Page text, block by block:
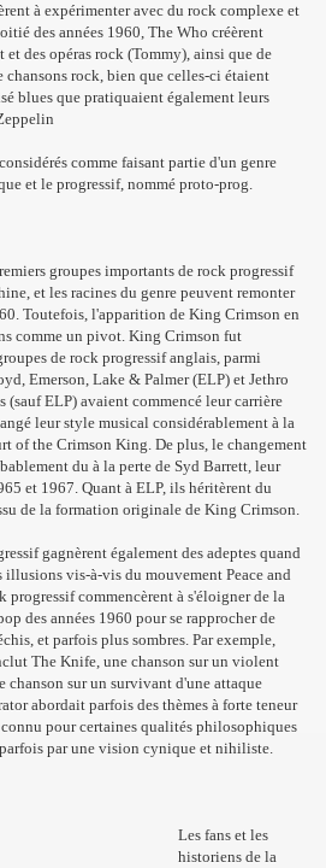
à expérimenter avec du rock complexe et
des années 1960, The Who créèrent
et des opéras rock (Tommy), ainsi que de
rock, bien que celles-ci étaient
blues que pratiquaient également leurs
comme faisant partie d'un genre
et le progressif, nommé proto-prog.
groupes importants de rock progressif
et les racines du genre peuvent remonter
Toutefois, l'apparition de King Crimson en
comme un pivot. King Crimson fut
de rock progressif anglais, parmi
Emerson, Lake & Palmer (ELP) et Jethro
(sauf ELP) avaient commencé leur carrière
leur style musical considérablement à la
of the Crimson King. De plus, le changement
du à la perte de Syd Barrett, leur
et 1967. Quant à ELP, ils héritèrent du
de la formation originale de King Crimson.
gagnèrent également des adeptes quand
illusions vis-à-vis du mouvement Peace and
progressif commencèrent à s'éloigner de la
des années 1960 pour se rapprocher de
et parfois plus sombres. Par exemple,
The Knife, une chanson sur un violent
chanson sur un survivant d'une attaque
abordait parfois des thèmes à forte teneur
pour certaines qualités philosophiques
par une vision cynique et nihiliste.
Les fans et les
historiens de la